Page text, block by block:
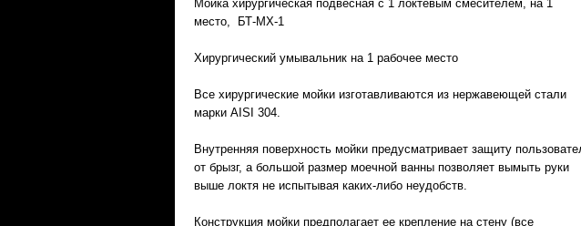
Мойка хирургическая подвесная с 1 локтевым смесителем, на 1
место, БТ-МХ-1
Хирургический умывальник на 1 рабочее место
Все хирургические мойки изготавливаются из нержавеющей стали
марки AISI 304.
Внутренняя поверхность мойки предусматривает защиту
от брызг, а большой размер моечной ванны позволяет вымыть руки
выше локтя не испытывая каких-либо неудобств.
Конструкция мойки предполагает ее крепление на стену (все